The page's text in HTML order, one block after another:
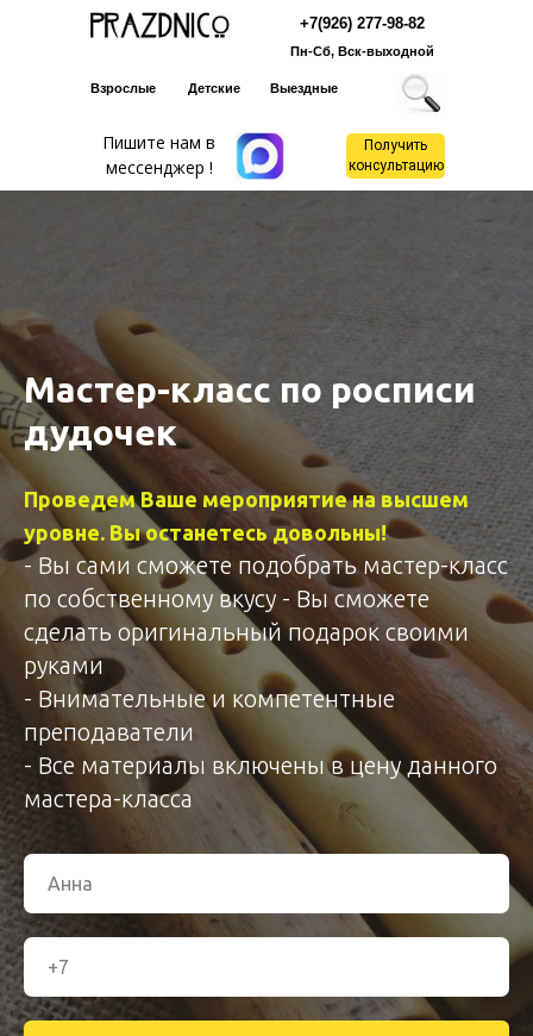
Получить
консультацию
Пишите нам в
мессенджер !
Взрослые Детские Выездные
+7(926) 277-98-82
Пн-Сб, Вск-выходной
Мастер-класс по росписи
дудочек
Проведем Ваше мероприятие на высшем
уровне. Вы останетесь довольны!
- Вы сами сможете подобрать мастер-класс
по собственному вкусу - Вы сможете
сделать оригинальный подарок своими
руками
- Внимательные и компетентные
преподаватели
- Все материалы включены в цену данного
мастера-класса